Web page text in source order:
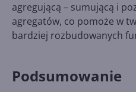
agregującą – sumującą i
agregatów, co pomoże w
bardziej rozbudowanych
Podsumowanie